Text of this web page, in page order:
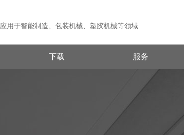
应用于智能制造、包装机械、塑胶机械等领域
下载 服务